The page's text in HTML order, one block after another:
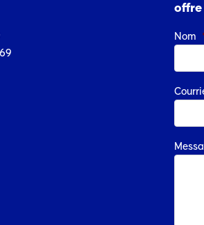
Nom